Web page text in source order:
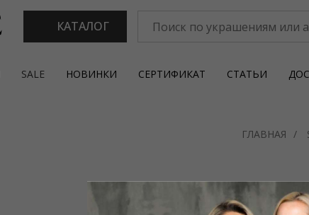
КАТАЛОГ
SALE НОВИНКИ СЕРТИФИКАТ СТАТЬИ
ГЛАВНАЯ /